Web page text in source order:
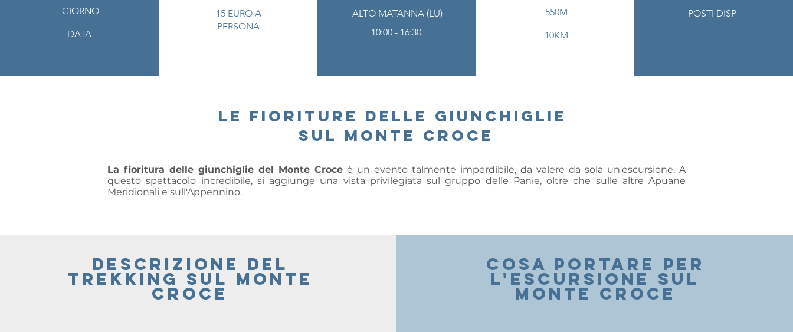
GIORNO
DATA
15 EURO A
PERSONA
ALTO MATANNA (LU)
10:00 - 16:30
550M
10KM
POSTI DISP
le fioriture delle giunchiglie
sul monte croce
La fioritura delle giunchiglie del Monte Croce è un evento talmente imperdibile, da valere da sola un'escursione. A
questo spettacolo incredibile, si aggiunge una vista privilegiata sul gruppo delle Panie, oltre che sulle altre Apuane
Meridionali e sull'Appennino.
descrizione del
trekking SUL monte
CROCE
COSA PORTARE PER
l'escursione sul
MONTE CROCE